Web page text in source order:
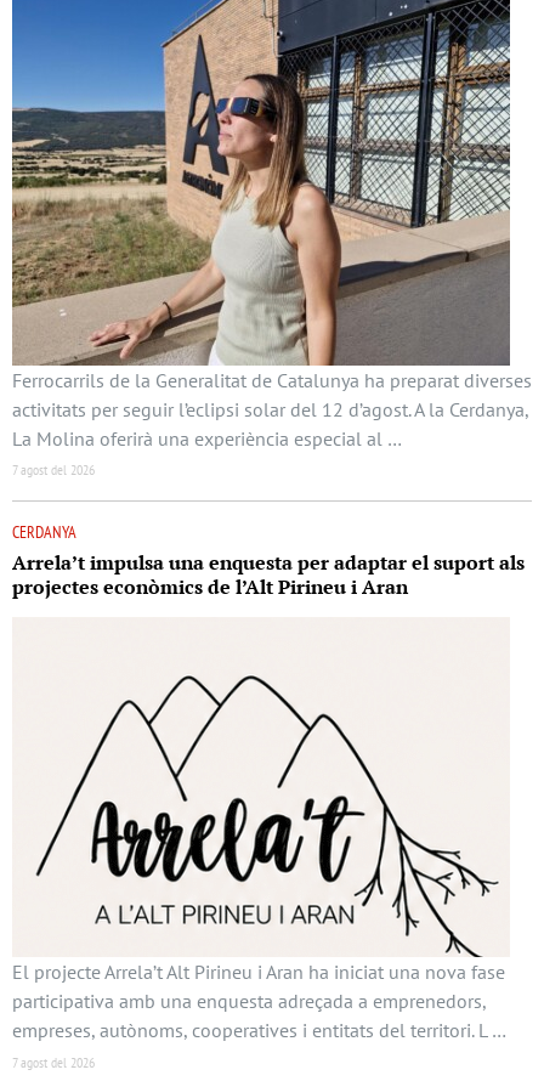
Ferrocarrils de la Generalitat de Catalunya ha preparat diverses
activitats per seguir l’eclipsi solar del 12 d’agost. A la Cerdanya,
La Molina oferirà una experiència especial al …
7 agost del 2026
CERDANYA
Arrela’t impulsa una enquesta per adaptar el suport als
projectes econòmics de l’Alt Pirineu i Aran
El projecte Arrela’t Alt Pirineu i Aran ha iniciat una nova fase
participativa amb una enquesta adreçada a emprenedors,
empreses, autònoms, cooperatives i entitats del territori. L …
7 agost del 2026